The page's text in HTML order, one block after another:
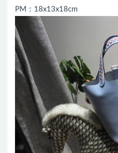
PM：18x13x18cm